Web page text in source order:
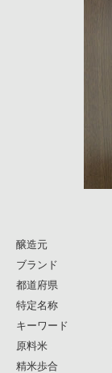
醸造元
ブランド
都道府県
特定名称
キーワード
原料米
精米歩合